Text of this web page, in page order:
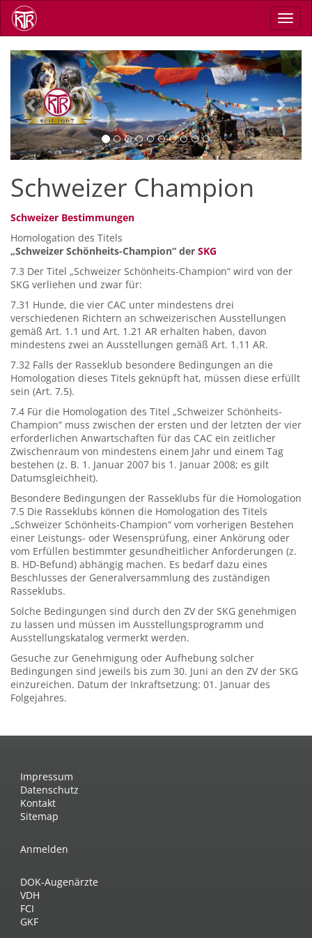
Direkt
zum
Inhalt
Previous Next
Schweizer Champion
Schweizer Bestimmungen
Homologation des Titels
„Schweizer Schönheits-Champion“ der SKG
7.3 Der Titel „Schweizer Schönheits-Champion“ wird von der
SKG verliehen und zwar für:
7.31 Hunde, die vier CAC unter mindestens drei
verschiedenen Richtern an schweizerischen Ausstellungen
gemäß Art. 1.1 und Art. 1.21 AR erhalten haben, davon
mindestens zwei an Ausstellungen gemäß Art. 1.11 AR.
7.32 Falls der Rasseklub besondere Bedingungen an die
Homologation dieses Titels geknüpft hat, müssen diese erfüllt
sein (Art. 7.5).
7.4 Für die Homologation des Titel „Schweizer Schönheits-
Champion“ muss zwischen der ersten und der letzten der vier
erforderlichen Anwartschaften für das CAC ein zeitlicher
Zwischenraum von mindestens einem Jahr und einem Tag
bestehen (z. B. 1. Januar 2007 bis 1. Januar 2008; es gilt
Datumsgleichheit).
Besondere Bedingungen der Rasseklubs für die Homologation
7.5 Die Rasseklubs können die Homologation des Titels
„Schweizer Schönheits-Champion“ vom vorherigen Bestehen
einer Leistungs- oder Wesensprüfung, einer Ankörung oder
vom Erfüllen bestimmter gesundheitlicher Anforderungen (z.
B. HD-Befund) abhängig machen. Es bedarf dazu eines
Beschlusses der Generalversammlung des zuständigen
Rasseklubs.
Solche Bedingungen sind durch den ZV der SKG genehmigen
zu lassen und müssen im Ausstellungsprogramm und
Ausstellungskatalog vermerkt werden.
Gesuche zur Genehmigung oder Aufhebung solcher
Bedingungen sind jeweils bis zum 30. Juni an den ZV der SKG
einzureichen. Datum der Inkraftsetzung: 01. Januar des
Folgejahres.
Impressum
Datenschutz
Kontakt
Sitemap
Anmelden
DOK-Augenärzte
VDH
FCI
GKF